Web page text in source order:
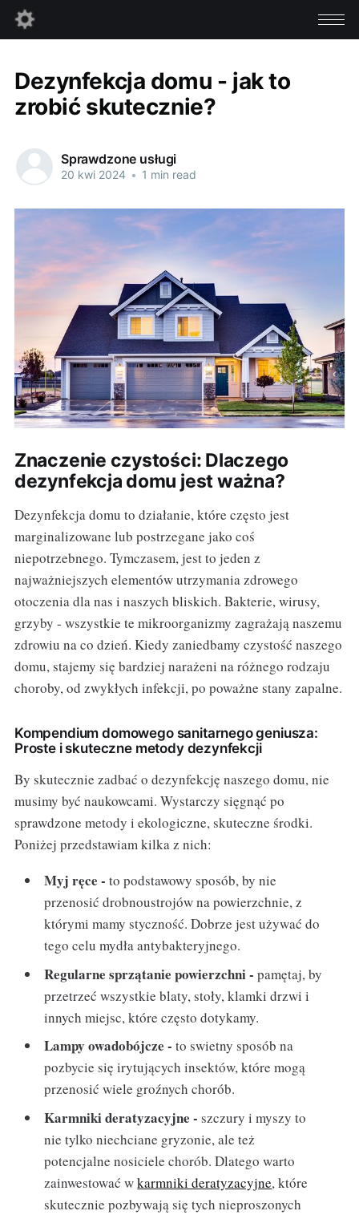
Dezynfekcja domu - jak to
zrobić skutecznie?
Sprawdzone usługi
20 kwi 2024 • 1 min read
Znaczenie czystości: Dlaczego
dezynfekcja domu jest ważna?
Dezynfekcja domu to działanie, które często jest
marginalizowane lub postrzegane jako coś
niepotrzebnego. Tymczasem, jest to jeden z
najważniejszych elementów utrzymania zdrowego
otoczenia dla nas i naszych bliskich. Bakterie, wirusy,
grzyby - wszystkie te mikroorganizmy zagrażają naszemu
zdrowiu na co dzień. Kiedy zaniedbamy czystość naszego
domu, stajemy się bardziej narażeni na różnego rodzaju
choroby, od zwykłych infekcji, po poważne stany zapalne.
Kompendium domowego sanitarnego geniusza:
Proste i skuteczne metody dezynfekcji
By skutecznie zadbać o dezynfekcję naszego domu, nie
musimy być naukowcami. Wystarczy sięgnąć po
sprawdzone metody i ekologiczne, skuteczne środki.
Poniżej przedstawiam kilka z nich:
Myj ręce - to podstawowy sposób, by nie
przenosić drobnoustrojów na powierzchnie, z
którymi mamy styczność. Dobrze jest używać do
tego celu mydła antybakteryjnego.
Regularne sprzątanie powierzchni - pamętaj, by
przetrzeć wszystkie blaty, stoły, klamki drzwi i
innych miejsc, które często dotykamy.
Lampy owadobójcze - to swietny sposób na
pozbycie się irytujących insektów, które mogą
przenosić wiele groźnych chorób.
Karmniki deratyzacyjne - szczury i myszy to
nie tylko niechciane gryzonie, ale też
potencjalne nosiciele chorób. Dlatego warto
zainwestować wkarmniki deratyzacyjne, które
skutecznie pozbywają się tych nieproszonych